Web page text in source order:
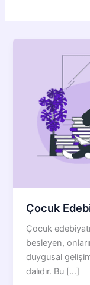
Çocuk
Çocuk
besleyen,
duygusal
dalıdır. Bu […]